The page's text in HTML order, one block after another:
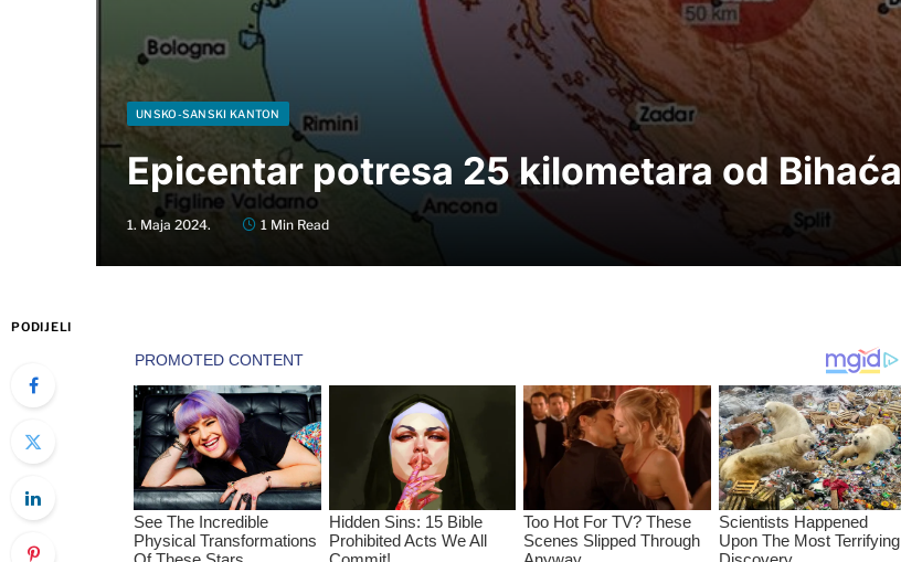
UNSKO-SANSKI KANTON
Epicentar potresa 25 kilometara od Bihaća
1. Maja 2024. 1 Min Read
PODIJELI